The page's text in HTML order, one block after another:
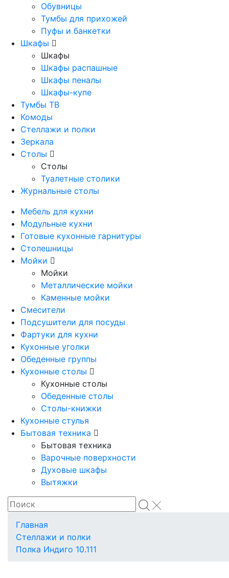
Обувницы
Тумбы для прихожей
Пуфы и банкетки
Шкафы
Шкафы
Шкафы распашные
Шкафы пеналы
Шкафы-купе
Тумбы ТВ
Комоды
Стеллажи и полки
Зеркала
Столы
Столы
Туалетные столики
Журнальные столы
Мебель для кухни
Модульные кухни
Готовые кухонные гарнитуры
Столешницы
Мойки
Мойки
Металлические мойки
Каменные мойки
Смесители
Подсушители для посуды
Фартуки для кухни
Кухонные уголки
Обеденные группы
Кухонные столы
Кухонные столы
Обеденные столы
Столы-книжки
Кухонные стулья
Бытовая техника
Бытовая техника
Варочные поверхности
Духовые шкафы
Вытяжки
Главная
Стеллажи и полки
Полка Индиго 10.111